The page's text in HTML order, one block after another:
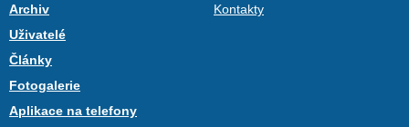
Archiv
Uživatelé
Články
Fotogalerie
Aplikace na telefony
Kontakty